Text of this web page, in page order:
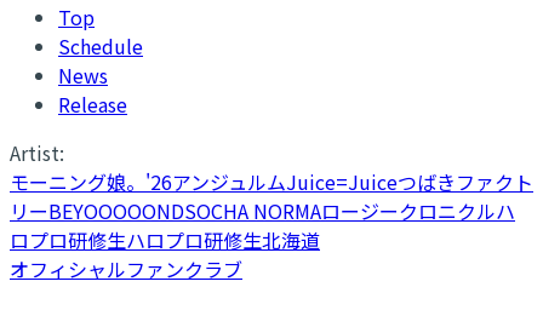
Top
Schedule
News
Release
Artist:
モーニング娘。'26アンジュルムJuice=Juiceつばきファクト
リーBEYOOOOONDSOCHA NORMAロージークロニクルハ
ロプロ研修生ハロプロ研修生北海道
オフィシャルファンクラブ